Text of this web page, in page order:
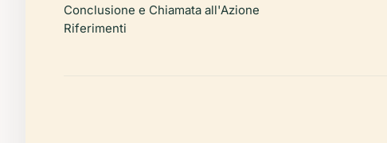
Conclusione e Chiamata all'Azione
Riferimenti